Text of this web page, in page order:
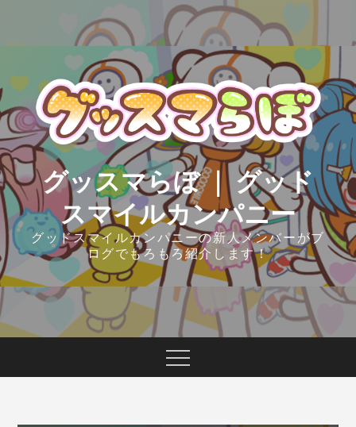
グッスマらぼ ｜ グッド
スマイルカンパニー
グッドスマイルカンパニーの新人メンバーがブ
ログでもろもろ紹介します！